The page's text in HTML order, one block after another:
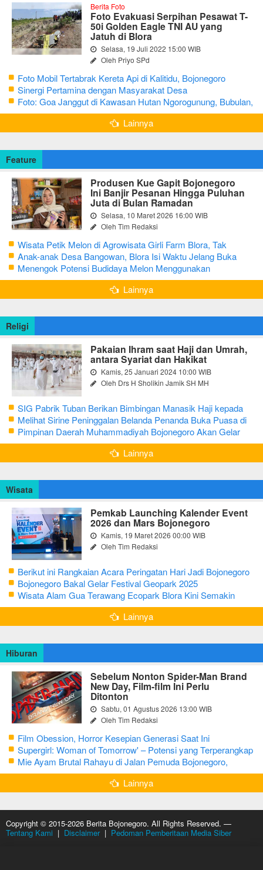
Berita Foto
Foto Evakuasi Serpihan Pesawat T-
50i Golden Eagle TNI AU yang
Jatuh di Blora
Selasa, 19 Juli 2022 15:00 WIB
Oleh Priyo SPd
Foto Mobil Tertabrak Kereta Api di Kalitidu, Bojonegoro
Sinergi Pertamina dengan Masyarakat Desa
Foto: Goa Janggut di Kawasan Hutan Ngorogunung, Bubulan,
Bojonegoro
Lainnya
Feature
Produsen Kue Gapit Bojonegoro
Ini Banjir Pesanan Hingga Puluhan
Juta di Bulan Ramadan
Selasa, 10 Maret 2026 16:00 WIB
Oleh Tim Redaksi
Wisata Petik Melon di Agrowisata Girli Farm Blora, Tak
Sampai 5 Hari Sudah Ludes Terjual
Anak-anak Desa Bangowan, Blora Isi Waktu Jelang Buka
Puasa dengan Latihan Gamelan
Menengok Potensi Budidaya Melon Menggunakan
Greenhouse di Bojonegoro
Lainnya
Religi
Pakaian Ihram saat Haji dan Umrah,
antara Syariat dan Hakikat
Kamis, 25 Januari 2024 10:00 WIB
Oleh Drs H Sholikin Jamik SH MH
SIG Pabrik Tuban Berikan Bimbingan Manasik Haji kepada
CJH Kabupaten Tuban
Melihat Sirine Peninggalan Belanda Penanda Buka Puasa di
Pendopo Bupati Blora
Pimpinan Daerah Muhammadiyah Bojonegoro Akan Gelar
Salat Iduladha 9 Juli 2022
Lainnya
Wisata
Pemkab Launching Kalender Event
2026 dan Mars Bojonegoro
Kamis, 19 Maret 2026 00:00 WIB
Oleh Tim Redaksi
Berikut ini Rangkaian Acara Peringatan Hari Jadi Bojonegoro
Ke-348 Tahun 2025
Bojonegoro Bakal Gelar Festival Geopark 2025
Wisata Alam Gua Terawang Ecopark Blora Kini Semakin
Menarik
Lainnya
Hiburan
Sebelum Nonton Spider-Man Brand
New Day, Film-film Ini Perlu
Ditonton
Sabtu, 01 Agustus 2026 13:00 WIB
Oleh Tim Redaksi
Film Obession, Horror Kesepian Generasi Saat Ini
Supergirl: Woman of Tomorrow' – Potensi yang Terperangkap
dalam Narasi Generik
Mie Ayam Brutal Rahayu di Jalan Pemuda Bojonegoro,
Kuliner dengan Banyak Pilihan Menu
Lainnya
Copyright © 2015-2026 Berita Bojonegoro. All Rights Reserved. —
Tentang Kami | Disclaimer| Pedoman Pemberitaan Media Siber